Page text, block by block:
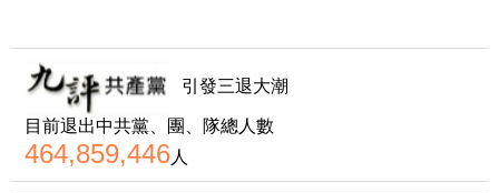
引發三退大潮
目前退出中共黨、團、隊總人數
464,859,446人